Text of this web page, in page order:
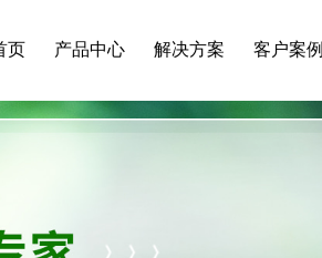
页 产品中心 解决方案 客户案例